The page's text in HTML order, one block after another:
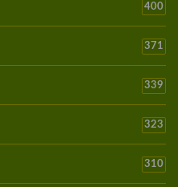
400
371
339
323
310